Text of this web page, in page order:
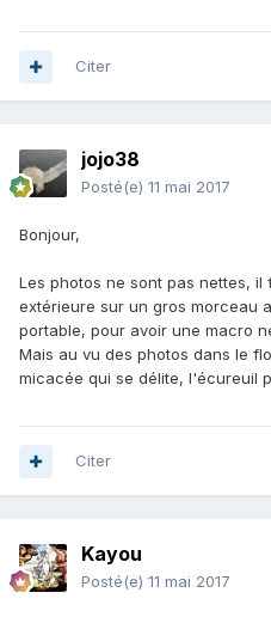
Citer
jojo38
Posté(e) 11 mai 2017
Bonjour,
Les photos ne sont pas nettes,
extérieure sur un gros morceau
portable, pour avoir une macro
Mais au vu des photos dans le
micacée qui se délite, l'écureuil
Citer
Kayou
Posté(e) 11 mai 2017